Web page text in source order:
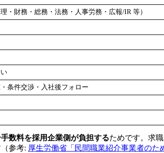
・財務・総務・法務・人事労務・広報/IR 等）
条件交渉・入社後フォロー
数料を採用企業側が負担するためです。求
参考: 厚生労働省「民間職業紹介事業者のた